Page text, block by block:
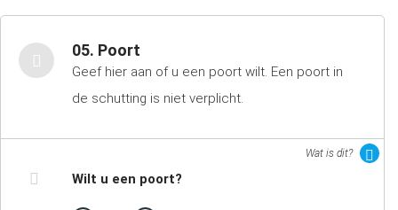
05. Poort
Geef hier aan of u een poort wilt. Een poort in
de schutting is niet verplicht.
Wat is dit?
Wilt u een poort?